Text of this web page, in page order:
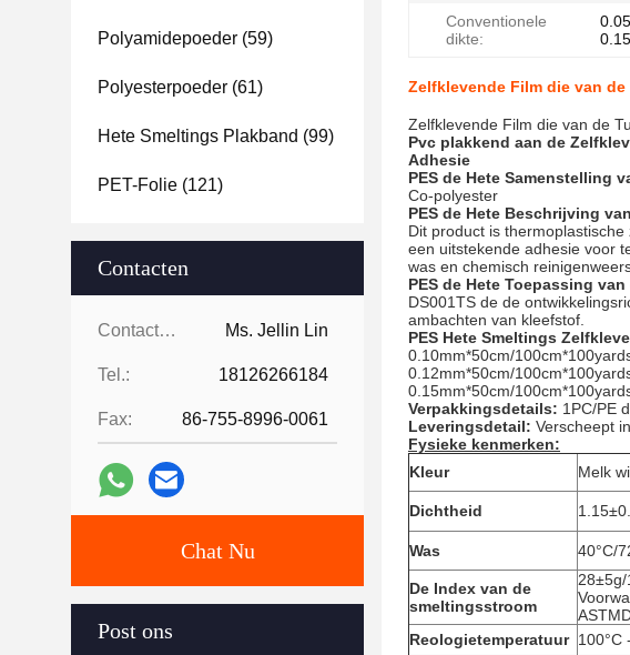
Polyamidepoeder (59)
Polyesterpoeder (61)
Hete Smeltings Plakband (99)
PET-Folie (121)
Contacten
Contacten: Ms. Jellin Lin
Tel.: 18126266184
Fax: 86-755-8996-0061
Chat Nu
Post ons
Conventionele
dikte:
Zelfklevende Film die van
Zelfklevende Film die van de
Pvc plakkend aan de
Adhesie
PES de Hete Samenstelling
Co-polyester
PES de Hete Beschrijving
Dit product is
een uitstekende adhesie voor
was en chemisch
PES de Hete Toepassing van
DS001TS de de
ambachten van kleefstof.
PES Hete Smeltings
0.10mm*50cm/
0.12mm*50cm/
0.15mm*50cm/
Verpakkingsdetails: 1PC/PE
Leveringsdetail: Verscheept
Fysieke kenmerken:
Kleur
Melk
Dichtheid
Was
40°C/
De Index van de
smeltingsstroom
Reologietemperatuur 100°C